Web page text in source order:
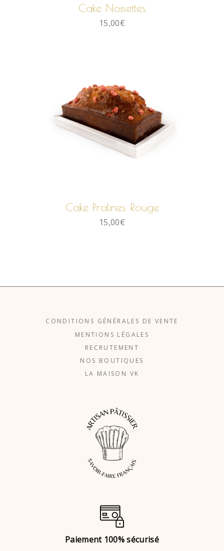
Cake Noisettes
15,00€
Cake Pralines Rouge
15,00€
CONDITIONS GÉNÉRALES DE VENTE
MENTIONS LÉGALES
RECRUTEMENT
NOS BOUTIQUES
LA MAISON VK
Paiement 100% sécurisé